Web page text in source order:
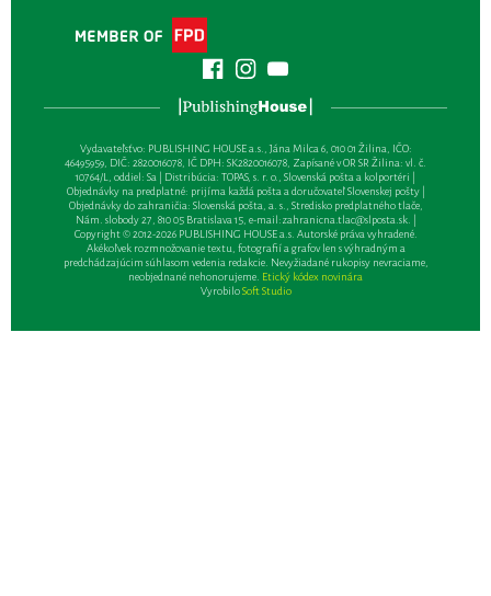
Vydavateľsťvo: PUBLISHING HOUSE a.s., Jána Milca 6, 010 01 Žilina, IČO:
46495959, DIČ: 2820016078, IČ DPH: SK2820016078, Zapísané v OR SR Žilina: vl. č.
10764/L, oddiel: Sa | Distribúcia: TOPAS, s. r. o., Slovenská pošta a kolportéri |
Objednávky na predplatné: prijíma každá pošta a doručovateľ Slovenskej pošty |
Objednávky do zahraničia: Slovenská pošta, a. s., Stredisko predplatného tlače,
Nám. slobody 27, 810 05 Bratislava 15, e-mail:zahranicna.tlac@slposta.sk. |
Copyright © 2012-2026 PUBLISHING HOUSE a.s. Autorské práva vyhradené.
Akékoľvek rozmnožovanie textu, fotografií a grafov len s výhradným a
predchádzajúcim súhlasom vedenia redakcie. Nevyžiadané rukopisy nevraciame,
neobjednané nehonorujeme. Etický kódex novinára
VyrobiloSoft Studio